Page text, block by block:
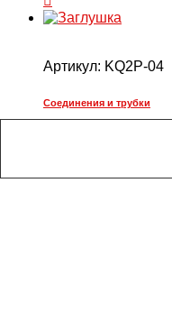
Артикул: KQ2P-04
Соединения и трубки
102,52₽